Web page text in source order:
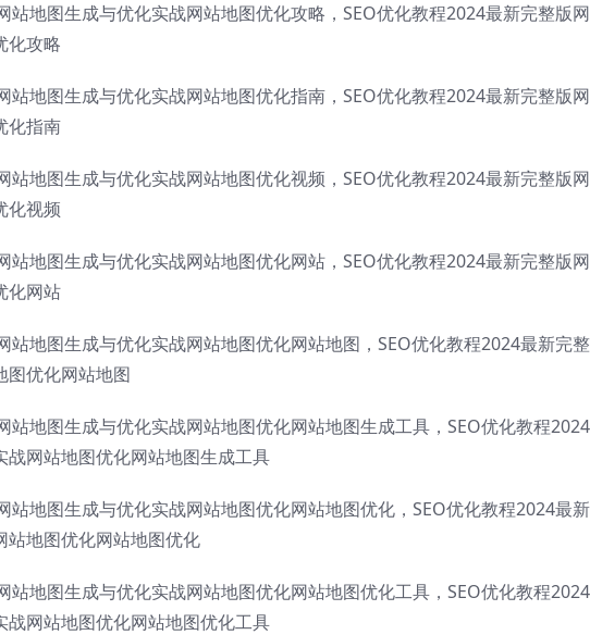
站地图生成与优化实战网站地图优化攻略，SEO优化教程2024最新完整版
化攻略
站地图生成与优化实战网站地图优化指南，SEO优化教程2024最新完整版
化指南
站地图生成与优化实战网站地图优化视频，SEO优化教程2024最新完整版
化视频
站地图生成与优化实战网站地图优化网站，SEO优化教程2024最新完整版
化网站
站地图生成与优化实战网站地图优化网站地图，SEO优化教程2024最新完
图优化网站地图
站地图生成与优化实战网站地图优化网站地图生成工具，SEO优化教程
网站地图优化网站地图生成工具
站地图生成与优化实战网站地图优化网站地图优化，SEO优化教程2024最
站地图优化网站地图优化
站地图生成与优化实战网站地图优化网站地图优化工具，SEO优化教程
网站地图优化网站地图优化工具